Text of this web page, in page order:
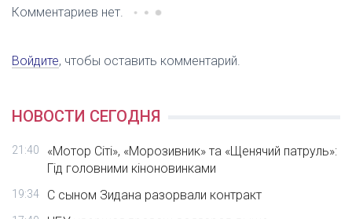
Комментариев нет.
Войдите, чтобы оставить комментарий.
НОВОСТИ СЕГОДНЯ
21:40
«Мотор Сіті», «Морозивник» та «Щенячий патруль»:
Гід головними кіноновинками
19:34 С сыном Зидана разорвали контракт